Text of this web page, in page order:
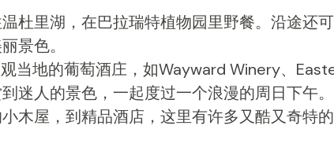
杜里湖，在巴拉瑞特植物园里野餐。沿途还
景色。
当地的葡萄酒庄，如Wayward Winery、
迷人的景色，一起度过一个浪漫的周日下午。
木屋，到精品酒店，这里有许多又酷又奇特